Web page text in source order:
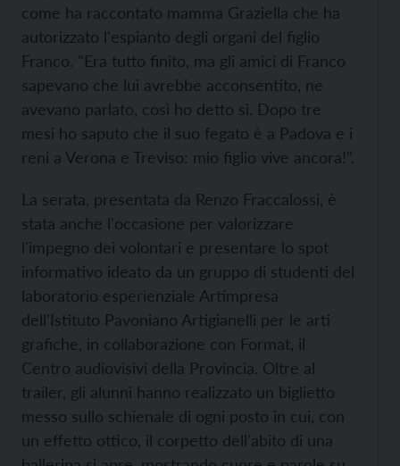
come ha raccontato mamma Graziella che ha
autorizzato l'espianto degli organi del figlio
Franco. "Era tutto finito, ma gli amici di Franco
sapevano che lui avrebbe acconsentito, ne
avevano parlato, così ho detto sì. Dopo tre
mesi ho saputo che il suo fegato è a Padova e i
reni a Verona e Treviso: mio figlio vive ancora!".
La serata, presentata da Renzo Fraccalossi, è
stata anche l'occasione per valorizzare
l'impegno dei volontari e presentare lo spot
informativo ideato da un gruppo di studenti del
laboratorio esperienziale Artimpresa
dell'Istituto Pavoniano Artigianelli per le arti
grafiche, in collaborazione con Format, il
Centro audiovisivi della Provincia. Oltre al
trailer, gli alunni hanno realizzato un biglietto
messo sullo schienale di ogni posto in cui, con
un effetto ottico, il corpetto dell'abito di una